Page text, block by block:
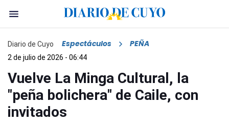
Diario de Cuyo Espectáculos PEÑA
2 de julio de 2026 - 06:44
Vuelve La Minga Cultural, la
"peña bolichera" de Caile, con
invitados